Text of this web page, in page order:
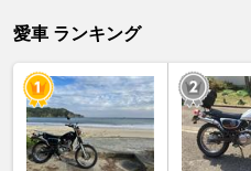
愛車 ランキング